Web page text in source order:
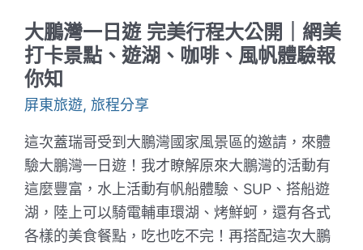
風
味
餐、
竹
筒
飯、
風
鳥
笛
體
驗
大鵬灣一日遊 完美行程大公開｜網美
打卡景點、遊湖、咖啡、風帆體驗報
你知
屏東旅遊, 旅程分享
這次蓋瑞哥受到大鵬灣國家風景區的邀請，來體
驗大鵬灣一日遊！我才瞭解原來大鵬灣的活動有
這麼豐富，水上活動有帆船體驗、SUP、搭船遊
湖，陸上可以騎電輔車環湖、烤鮮蚵，還有各式
各樣的美食餐點，吃也吃不完！再搭配這次大鵬